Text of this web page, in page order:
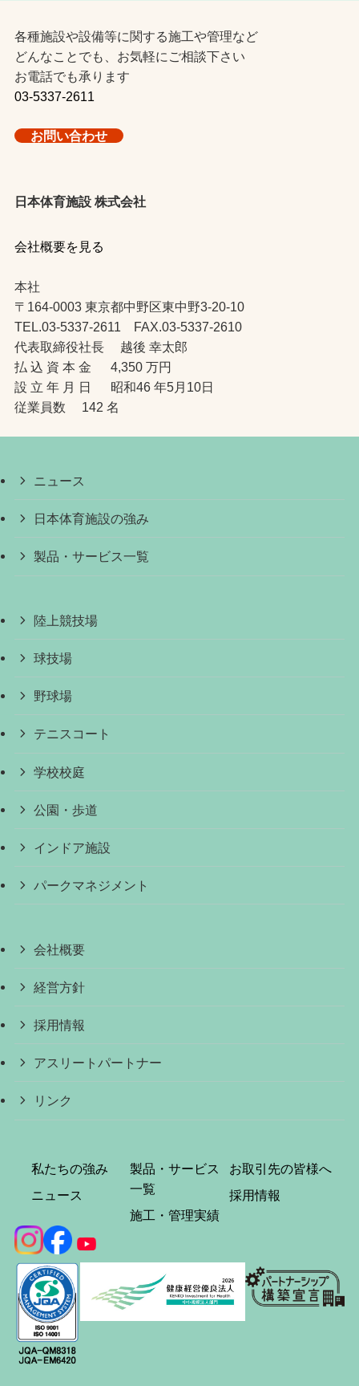
各種施設や設備等に関する施工や管理など
どんなことでも、お気軽にご相談下さい
お電話でも承ります
03-5337-2611
お問い合わせ
日本体育施設 株式会社
会社概要を見る
本社
〒164-0003 東京都中野区東中野3-20-10
TEL.03-5337-2611 FAX.03-5337-2610
代表取締役社長 越後 幸太郎
払 込 資 本 金 4,350 万円
設 立 年 月 日 昭和46 年5月10日
従業員数 142 名
ニュース
日本体育施設の強み
製品・サービス一覧
陸上競技場
球技場
野球場
テニスコート
学校校庭
公園・歩道
インドア施設
パークマネジメント
会社概要
経営方針
採用情報
アスリートパートナー
リンク
私たちの強み
ニュース
製品・サービス
一覧
施工・管理実績
お取引先の皆様へ
採用情報